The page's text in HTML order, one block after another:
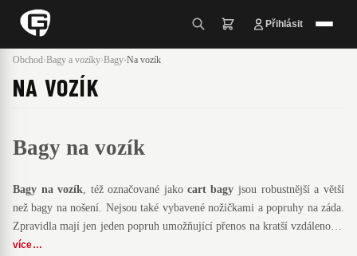
Přihlásit
Obchod›Bagy a vozíky›Bagy›Na vozík
NA VOZÍK
Bagy na vozík
Bagy na vozík, též označované jako cart bagy jsou robustnější a větší
než bagy na nošení. Nejsou také vybavené nožičkami a popruhy na záda.
Zpravidla mají jen jeden popruh umožňující přenos na kratší vzdálenosti.
K jejich používaní je tedy nezbytný
více …